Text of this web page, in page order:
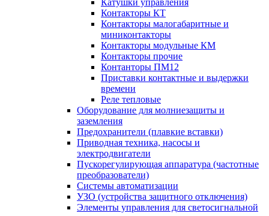
Катушки управления
Контакторы КТ
Контакторы малогабаритные и
миниконтакторы
Контакторы модульные КМ
Контакторы прочие
Контанторы ПМ12
Приставки контактные и выдержки
времени
Реле тепловые
Оборудование для молниезащиты и
заземления
Предохранители (плавкие вставки)
Приводная техника, насосы и
электродвигатели
Пускорегулирующая аппаратура (частотные
преобразователи)
Системы автоматизации
УЗО (устройства защитного отключения)
Элементы управления для светосигнальной